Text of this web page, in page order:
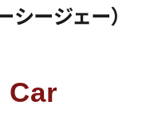
シージェー）
Car